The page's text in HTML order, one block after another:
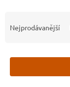
Nejprodávanější